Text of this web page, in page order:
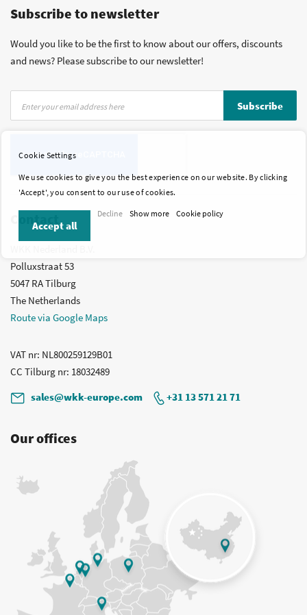
More than 40 years of experience
Subscribe to newsletter
Would you like to be the first to know about our offers, discounts
and news? Please subscribe to our newsletter!
Subscribe
Contact
Polluxstraat 53
5047 RA Tilburg
The Netherlands
Route via Google Maps
VAT nr: NL800259129B01
CC Tilburg nr: 18032489
sales@wkk-europe.com
+31 13 571 21 71
Our offices
Cookie Settings
We use cookies to give you the best experience on our website. By clicking
'Accept', you consent to our use of cookies.
Accept all
Decline Show more Cookie policy